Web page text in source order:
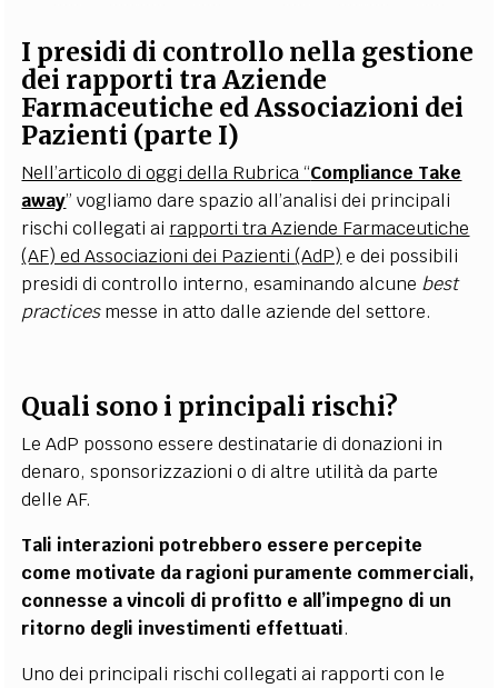
I presidi di controllo nella gestione
dei rapporti tra Aziende
Farmaceutiche ed Associazioni dei
Pazienti (parte I)
Nell’articolo di oggi della Rubrica “Compliance Take
away” vogliamo dare spazio all’analisi dei principali
rischi collegati ai rapporti tra Aziende Farmaceutiche
(AF) ed Associazioni dei Pazienti(AdP) e dei possibili
presidi di controllo interno, esaminando alcune best
practicesmesse in atto dalle aziende del settore.
Quali sono i principali rischi?
Le AdP possono essere destinatarie di donazioni in
denaro, sponsorizzazioni o di altre utilità da parte
delle AF.
Tali interazioni potrebbero essere percepite
come motivate da ragioni puramente commerciali,
connesse a vincoli di profitto e all’impegno di un
ritorno degli investimenti effettuati.
Uno dei principali rischi collegati ai rapporti con le